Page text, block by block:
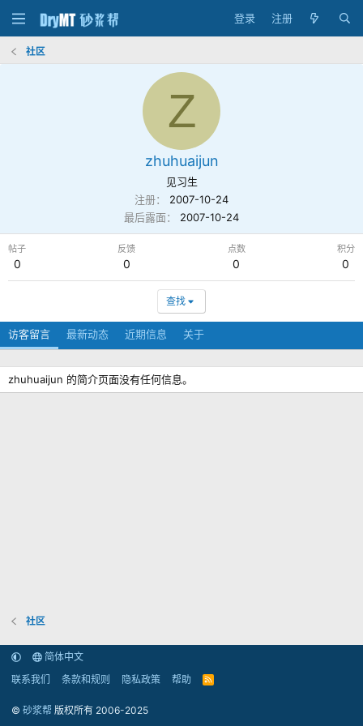
登录 注册
社区
Z
zhuhuaijun
见习生
注册
2007-10-24
最后露面
2007-10-24
帖子
0
反馈
0
点数
0
积分
0
查找
访客留言 最新动态 近期信息 关于
zhuhuaijun 的简介页面没有任何信息。
社区
简体中文
联系我们
条款和规则 隐私政策 帮助
R
© 砂浆帮 版权所有 2006-2025